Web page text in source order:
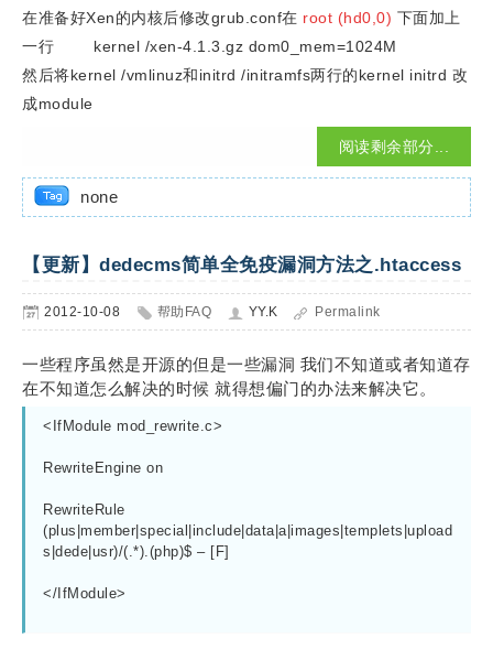
在准备好Xen的内核后修改grub.conf在 root (hd0,0) 下面加上
一行 kernel /xen-4.1.3.gz dom0_mem=1024M
然后将kernel /vmlinuz和initrd /initramfs两行的kernel initrd 改
成module
阅读剩余部分...
none
【更新】dedecms简单全免疫漏洞方法之.htaccess
2012-10-08 帮助FAQ YY.K Permalink
一些程序虽然是开源的但是一些漏洞 我们不知道或者知道存
在不知道怎么解决的时候 就得想偏门的办法来解决它。
<IfModule mod_rewrite.c>
RewriteEngine on
RewriteRule
(plus|member|special|include|data|a|images|templets|upload
s|dede|usr)/(.*).(php)$ – [F]
</IfModule>